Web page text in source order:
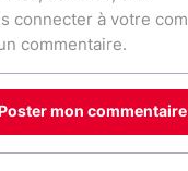
Poster mon commentaire